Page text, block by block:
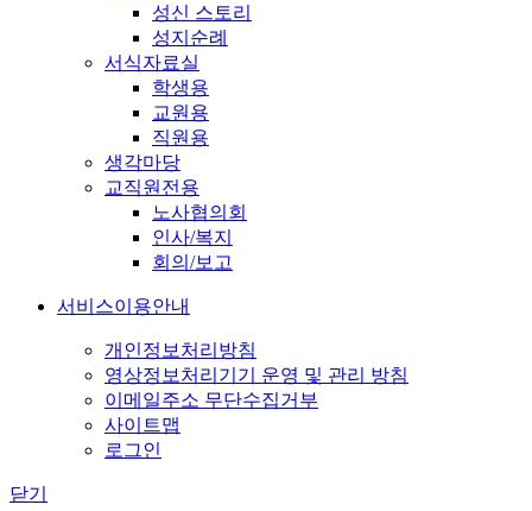
성신 스토리
성지순례
서식자료실
학생용
교원용
직원용
생각마당
교직원전용
노사협의회
인사/복지
회의/보고
서비스이용안내
개인정보처리방침
영상정보처리기기 운영 및 관리 방침
이메일주소 무단수집거부
사이트맵
로그인
닫기